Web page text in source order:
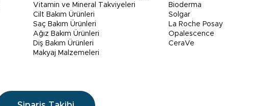
Vitamin ve Mineral Takviyeleri
Cilt Bakım Ürünleri
Saç Bakım Ürünleri
Ağız Bakım Ürünleri
Diş Bakım Ürünleri
Makyaj Malzemeleri
Bioderma
Solgar
La Roche Posay
Opalescence
CeraVe